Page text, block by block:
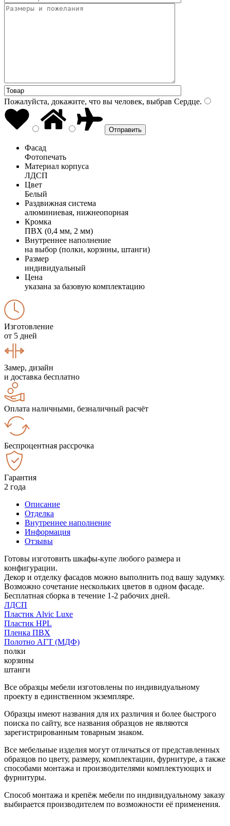
Пожалуйста, докажите, что вы человек, выбрав Сердце.
Фасад
Фотопечать
Материал корпуса
ЛДСП
Цвет
Белый
Раздвижная система
алюминиевая, нижнеопорная
Кромка
ПВХ (0,4 мм, 2 мм)
Внутреннее наполнение
на выбор (полки, корзины, штанги)
Размер
индивидуальный
Цена
указана за базовую комплектацию
Изготовление
от 5 дней
Замер, дизайн
и доставка бесплатно
Оплата наличными, безналичный расчёт
Беспроцентная рассрочка
Гарантия
2 года
Описание
Отделка
Внутреннее наполнение
Информация
Отзывы
Готовы изготовить шкафы-купе любого размера и
конфигурации.
Декор и отделку фасадов можно выполнить под вашу задумку.
Возможно сочетание нескольких цветов в одном фасаде.
Бесплатная сборка в течение 1-2 рабочих дней.
ЛДСП
Пластик Alvic Luxe
Пластик HPL
Пленка ПВХ
Полотно АГТ (МДФ)
полки
корзины
штанги
Все образцы мебели изготовлены по индивидуальному
проекту в единственном экземпляре.
Образцы имеют названия для их различия и более быстрого
поиска по сайту, все названия образцов не являются
зарегистрированным товарным знаком.
Все мебельные изделия могут отличаться от представленных
образцов по цвету, размеру, комплектации, фурнитуре, а также
способами монтажа и производителями комплектующих и
фурнитуры.
Способ монтажа и крепёж мебели по индивидуальному заказу
выбирается производителем по возможности её применения.